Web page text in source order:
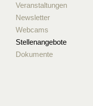
Veranstaltungen
Newsletter
Webcams
Stellenangebote
Dokumente